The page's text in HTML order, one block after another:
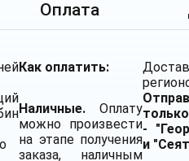
Оплата
Как оплатить:
Наличные. Оплату
можно произвести
на этапе получения
заказа, наличным
-
и